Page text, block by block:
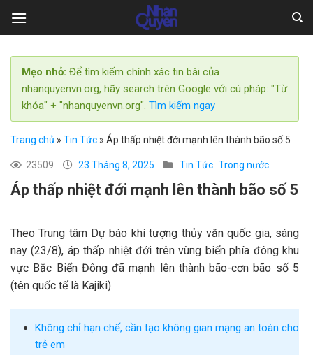
Mẹo nhỏ: Để tìm kiếm chính xác tin bài của
nhanquyenvn.org, hãy search trên Google với cú pháp: "Từ
khóa" + "nhanquyenvn.org". Tìm kiếm ngay
Trang chủ » Tin Tức » Áp thấp nhiệt đới mạnh lên thành bão số 5
23509 23 Tháng 8, 2025 Tin Tức Trong nước
Áp thấp nhiệt đới mạnh lên thành bão số 5
Theo Trung tâm Dự báo khí tượng thủy văn quốc gia, sáng
nay (23/8), áp thấp nhiệt đới trên vùng biển phía đông khu
vực Bắc Biển Đông đã mạnh lên thành bão-cơn bão số 5
(tên quốc tế là Kajiki).
Không chỉ hạn chế, cần tạo không gian mạng an toàn cho
trẻ em